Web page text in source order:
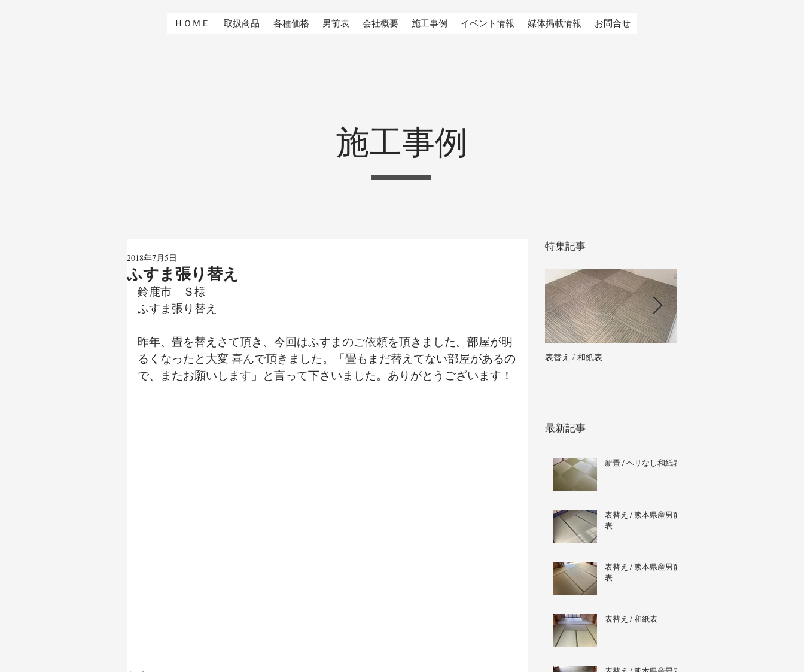
ＨＯＭＥ 取扱商品 各種価格 男前表 会社概要 施工事例 イベント情報 媒体掲載情報 お問合せ
施工事例
ふすま張り替え
2018年7月5日
鈴鹿市　Ｓ様
ふすま張り替え
昨年、畳を替えさて頂き、今回はふすまのご依頼を頂きました。部屋が明
るくなったと大変 喜んで頂きました。「畳もまだ替えてない部屋があるの
で、またお願いします」と言って下さいました。ありがとうございます！
特集記事
表替え / 和紙表
最新記事
新畳 / ヘリなし和紙表
表替え / 熊本県産男前
表
表替え / 熊本県産男前
表
表替え / 和紙表